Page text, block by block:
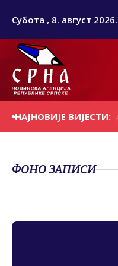
Субота , 8. август 2026.
НАЈНОВИЈЕ ВИЈЕСТИ:
СЕ НА ДАНАШЊИ ДАН
ФОНО ЗАПИСИ